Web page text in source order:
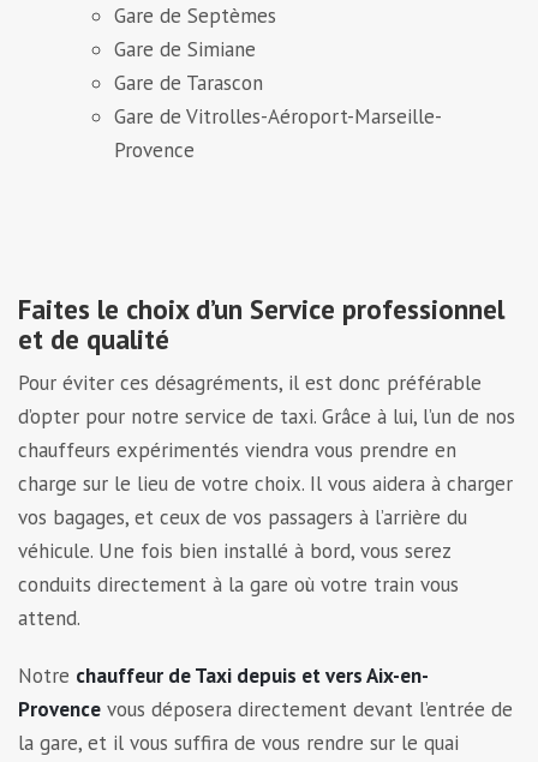
Gare de Septèmes
Gare de Simiane
Gare de Tarascon
Gare de Vitrolles-Aéroport-Marseille-
Provence
Faites le choix d’un Service professionnel
et de qualité
Pour éviter ces désagréments, il est donc préférable
d’opter pour notre service de taxi. Grâce à lui, l’un de nos
chauffeurs expérimentés viendra vous prendre en
charge sur le lieu de votre choix. Il vous aidera à charger
vos bagages, et ceux de vos passagers à l’arrière du
véhicule. Une fois bien installé à bord, vous serez
conduits directement à la gare où votre train vous
attend.
Notre chauffeur de Taxi depuis et vers Aix-en-
Provence vous déposera directement devant l’entrée de
la gare, et il vous suffira de vous rendre sur le quai